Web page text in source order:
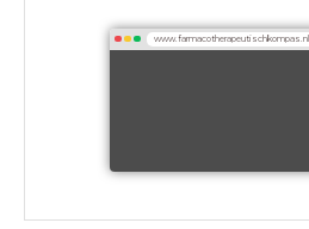
www.farmacotherapeutischkompas.nl